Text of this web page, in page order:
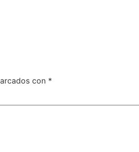
con *